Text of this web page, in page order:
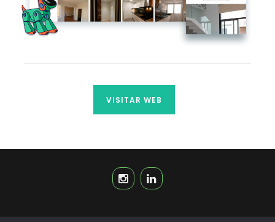
VISITAR WEB